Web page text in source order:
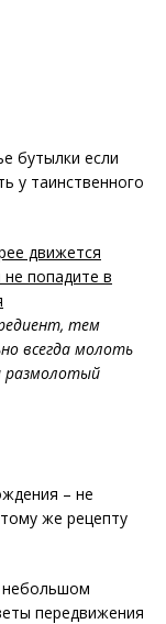
бутылки если
у таинственного
движется
попадите в
тем
всегда молоть
размолотый
– не
же рецепту
небольшом
передвижения